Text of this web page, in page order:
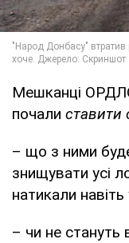
Мешканці
почали ставити
– що з ними
знищувати усі
натикали
– чи не стануть